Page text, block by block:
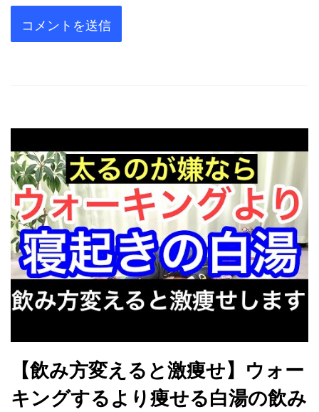
【飲み方変えると激痩せ】ウォー
キングするより痩せる白湯の飲み